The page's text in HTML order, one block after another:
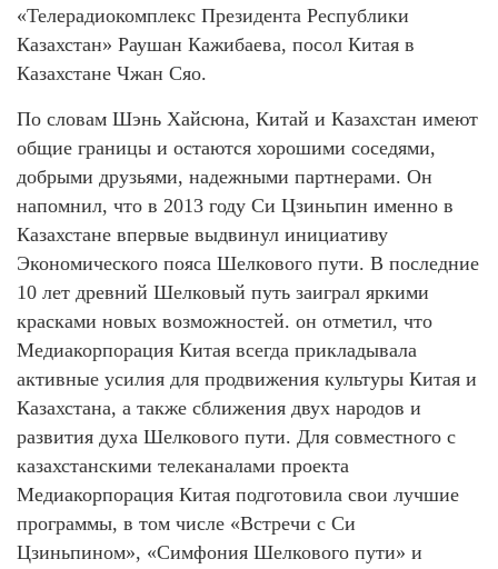
«Телерадиокомплекс Президента Республики
Казахстан» Раушан Кажибаева, посол Китая в
Казахстане Чжан Сяо.
По словам Шэнь Хайсюна, Китай и Казахстан имеют
общие границы и остаются хорошими соседями,
добрыми друзьями, надежными партнерами. Он
напомнил, что в 2013 году Си Цзиньпин именно в
Казахстане впервые выдвинул инициативу
Экономического пояса Шелкового пути. В последние
10 лет древний Шелковый путь заиграл яркими
красками новых возможностей. он отметил, что
Медиакорпорация Китая всегда прикладывала
активные усилия для продвижения культуры Китая и
Казахстана, а также сближения двух народов и
развития духа Шелкового пути. Для совместного с
казахстанскими телеканалами проекта
Медиакорпорация Китая подготовила свои лучшие
программы, в том числе «Встречи с Си
Цзиньпином», «Симфония Шелкового пути» и